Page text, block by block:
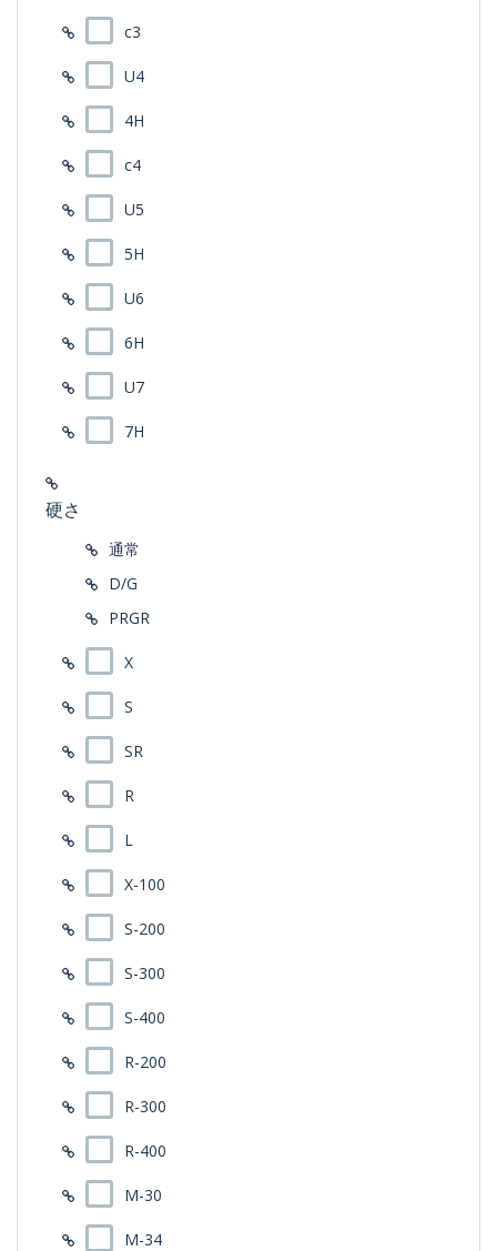
c3
U4
4H
c4
U5
5H
U6
6H
U7
7H
硬さ
通常
D/G
PRGR
X
S
SR
R
L
X-100
S-200
S-300
S-400
R-200
R-300
R-400
M-30
M-34